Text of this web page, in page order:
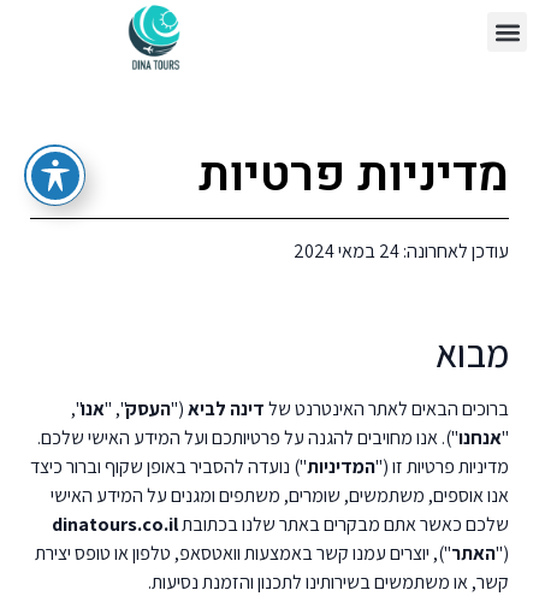
מדיניות פרטיות
עודכן לאחרונה: 24 במאי 2024
מבוא
ברוכים הבאים לאתר האינטרנט שלדינה לביא("העסק", "אנו",
"אנחנו"). אנו מחויבים להגנה על פרטיותכם ועל המידע האישי שלכם.
מדיניות פרטיות זו ("המדיניות") נועדה להסביר באופן שקוף וברור כיצד
אנו אוספים, משתמשים, שומרים, משתפים ומגנים על המידע האישי
שלכם כאשר אתם מבקרים באתר שלנו בכתובתdinatours.co.il
("האתר"), יוצרים עמנו קשר באמצעות וואטסאפ, טלפון או טופס יצירת
קשר, או משתמשים בשירותינו לתכנון והזמנת נסיעות.